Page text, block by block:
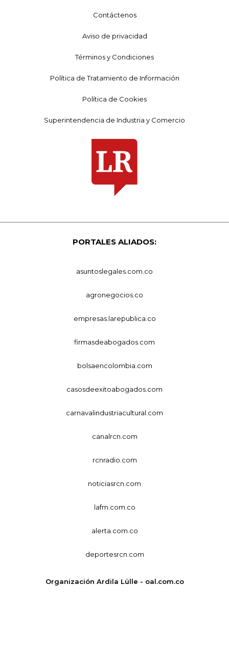
Contáctenos
Aviso de privacidad
Términos y Condiciones
Política de Tratamiento de Información
Política de Cookies
Superintendencia de Industria y Comercio
PORTALES ALIADOS:
asuntoslegales.com.co
agronegocios.co
empresas.larepublica.co
firmasdeabogados.com
bolsaencolombia.com
casosdeexitoabogados.com
carnavalindustriacultural.com
canalrcn.com
rcnradio.com
noticiasrcn.com
lafm.com.co
alerta.com.co
deportesrcn.com
Organización Ardila Lülle - oal.com.co